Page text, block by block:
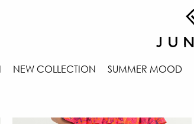
NEW COLLECTION SUMMER MOOD